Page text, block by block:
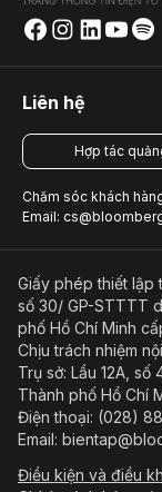
Liên hệ
Hợp tác
Chăm sóc khách
Email:
Giấy phép thiết lập
số 30/ GP-STTTT
phố Hồ Chí Minh
Chịu trách nhiệm
Trụ sở: Lầu 12A, số
Thành phố Hồ Chí
Điện thoại: (028)
Email:
Điều kiện và điều